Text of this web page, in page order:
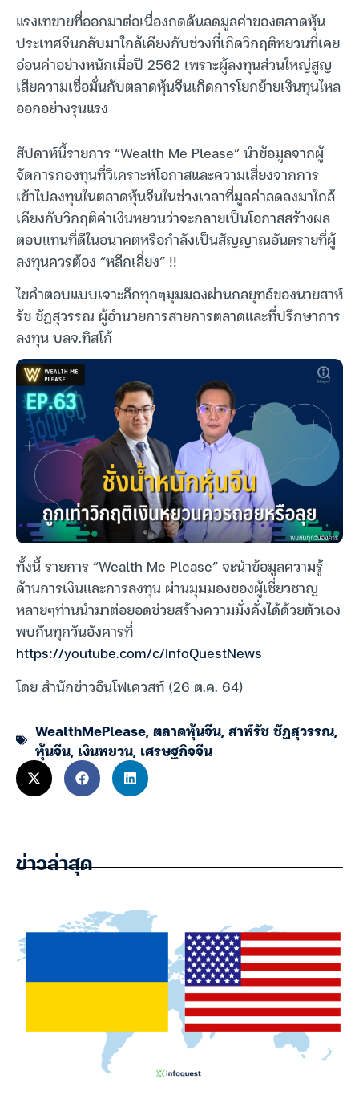
แรงเทขายที่ออกมาต่อเนื่องกดดันลดมูลค่าของตลาดหุ้น
ประเทศจีนกลับมาใกล้เคียงกับช่วงที่เกิดวิกฤติหยวนที่เคย
อ่อนค่าอย่างหนักเมื่อปี 2562 เพราะผู้ลงทุนส่วนใหญ่สูญ
เสียความเชื่อมั่นกับตลาดหุ้นจีนเกิดการโยกย้ายเงินทุนไหล
ออกอย่างรุนแรง
สัปดาห์นี้รายการ “Wealth Me Please” นำข้อมูลจากผู้
จัดการกองทุนที่วิเคราะห์โอกาสและความเสี่ยงจากการ
เข้าไปลงทุนในตลาดหุ้นจีนในช่วงเวลาที่มูลค่าลดลงมาใกล้
เคียงกับวิกฤติค่าเงินหยวนว่าจะกลายเป็นโอกาสสร้างผล
ตอบแทนที่ดีในอนาคตหรือกำลังเป็นสัญญาณอันตรายที่ผู้
ลงทุนควรต้อง “หลีกเลี่ยง” !!
ไขคำตอบแบบเจาะลึกทุกๆมุมมองผ่านกลยุทธ์ของนายสาห์
รัช ชัฏสุวรรณ ผู้อำนวยการสายการตลาดและที่ปรึกษาการ
ลงทุน บลจ.ทิสโก้
ทั้งนี้ รายการ “Wealth Me Please” จะนำข้อมูลความรู้
ด้านการเงินและการลงทุน ผ่านมุมมองของผู้เชี่ยวชาญ
หลายๆท่านนำมาต่อยอดช่วยสร้างความมั่งคั่งได้ด้วยตัวเอง
พบกันทุกวันอังคารที่
https://youtube.com/c/InfoQuestNews
โดย สำนักข่าวอินโฟเควสท์ (26 ต.ค. 64)
WealthMePlease,ตลาดหุ้นจีน,สาห์รัช ชัฏสุวรรณ,
หุ้นจีน, เงินหยวน, เศรษฐกิจจีน
ข่าวล่าสุด